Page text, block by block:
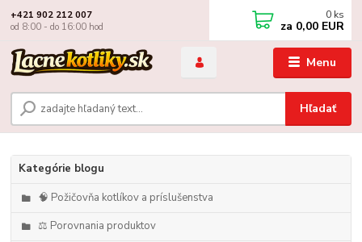
Menu
Hľadať
+421 902 212 007
od 8:00 - do 16:00 hod
0 ks
za 0,00 EUR
Kategórie blogu
🧠 Požičovňa kotlíkov a príslušenstva
⚖️ Porovnania produktov